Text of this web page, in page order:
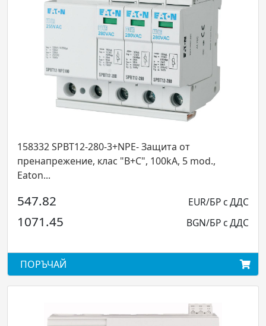
3+NPE- Защита от
"В+С", 100kA, 5 mod.,
158306 SPBT12-280/
пренапрежение,
84.72
165.70